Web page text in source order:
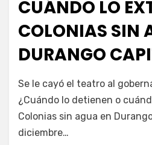
CUÁNDO LO
COLONIAS SIN
DURANGO
por Fernando Miranda Servín
Se le cayó el teatro al
¿Cuándo lo detienen o
Colonias sin agua en
diciembre…